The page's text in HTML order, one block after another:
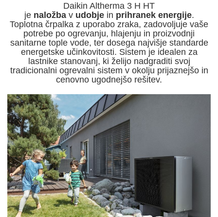
Daikin Altherma 3 H HT
je naložba v udobje in prihranek energije.
Toplotna črpalka z uporabo zraka, zadovoljuje vaše
potrebe po ogrevanju, hlajenju in proizvodnji
sanitarne tople vode, ter dosega najvišje standarde
energetske učinkovitosti. Sistem je idealen za
lastnike stanovanj, ki želijo nadgraditi svoj
tradicionalni ogrevalni sistem v okolju prijaznejšo in
cenovno ugodnejšo rešitev.